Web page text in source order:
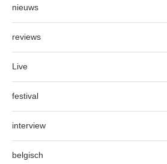
nieuws
reviews
Live
festival
interview
belgisch